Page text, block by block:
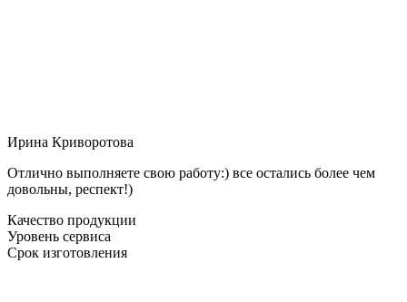
Ирина Криворотова
Отлично выполняете свою работу:) все остались более чем
довольны, респект!)
Качество продукции
Уровень сервиса
Срок изготовления